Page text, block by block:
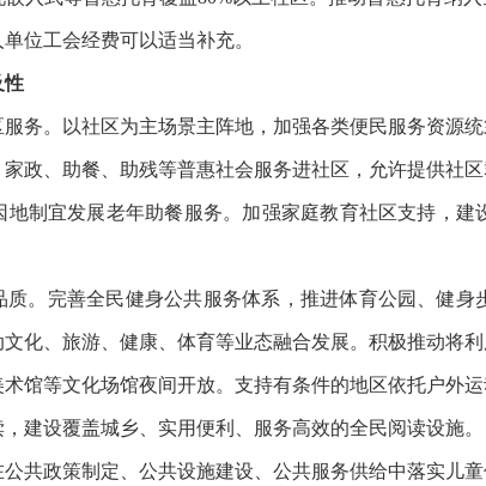
位工会经费可以适当补充。
性
服务。以社区为主场景主阵地，加强各类便民服务资
政、助餐、助残等普惠社会服务进社区，允许提供社
制宜发展老年助餐服务。加强家庭教育社区支持，
质。完善全民健身公共服务体系，推进体育公园、健
化、旅游、健康、体育等业态融合发展。积极推动将
馆等文化场馆夜间开放。支持有条件的地区依托户外
建设覆盖城乡、实用便利、服务高效的全民阅读设施。
公共政策制定、公共设施建设、公共服务供给中落实